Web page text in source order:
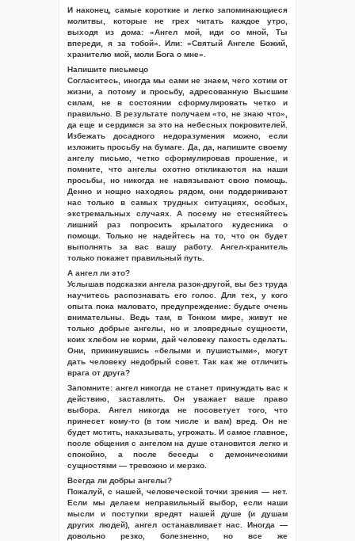
И наконец, самые короткие и легко запоминающиеся
молитвы, которые не грех читать каждое утро,
выходя из дома: «Ангел мой, иди со мной, Ты
впереди, я за тобой». Или: «Святый Ангеле Божий,
хранителю мой, моли Бога о мне».
Напишите письмецо
Согласитесь, иногда мы сами не знаем, чего хотим от
жизни, а потому и просьбу, адресованную Высшим
силам, не в состоянии сформулировать четко и
правильно. В результате получаем «то, не знаю что»,
да еще и сердимся за это на небесных покровителей.
Избежать досадного недоразумения можно, если
изложить просьбу на бумаге. Да, да, напишите своему
ангелу письмо, четко сформулировав прошение, и
помните, что ангелы охотно откликаются на наши
просьбы, но никогда не навязывают свою помощь.
Денно и нощно находясь рядом, они поддерживают
нас только в самых трудных ситуациях, особых,
экстремальных случаях. А посему не стесняйтесь
лишний раз попросить крылатого кудесника о
помощи. Только не надейтесь на то, что он будет
выполнять за вас вашу работу. Ангел-хранитель
только покажет правильный путь.
А ангел ли это?
Услышав подсказки ангела разок-другой, вы без труда
научитесь распознавать его голос. Для тех, у кого
опыта пока маловато, предупреждение: будьте очень
внимательны. Ведь там, в Тонком мире, живут не
только добрые ангелы, но и зловредные сущности,
коих хлебом не корми, дай человеку пакость сделать.
Они, прикинувшись «белыми и пушистыми», могут
дать человеку недобрый совет. Так как же отличить
врага от друга?
Запомните: ангел никогда не станет принуждать вас к
действию, заставлять. Он уважает ваше право
выбора. Ангел никогда не посоветует того, что
принесет кому-то (в том числе и вам) вред. Он не
будет мстить, наказывать, угрожать. И самое главное,
после общения с ангелом на душе становится легко и
спокойно, а после беседы с демоническими
сущностями — тревожно и мерзко.
Всегда ли добры ангелы?
Пожалуй, с нашей, человеческой точки зрения — нет.
Если мы делаем неправильный выбор, если наши
мысли и поступки вредят нашей душе (и душам
других людей), ангел останавливает нас. Иногда —
довольно резко, болезненно, но все же